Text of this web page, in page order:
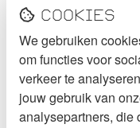
De Kurk tickets
Jazzcafé
VOLG
Instagram
Cookies
We gebruiken
om functies voor
verkeer te
jouw gebruik van
analysepartners, die